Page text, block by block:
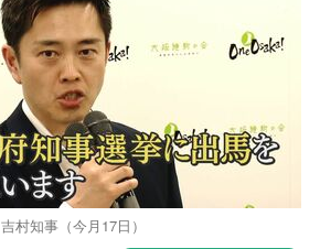
吉村知事（今月17日）